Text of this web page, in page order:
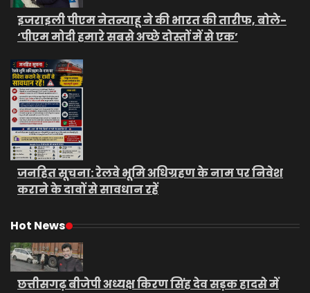
इजराइली पीएम नेतन्याहू ने की भारत की तारीफ, बोले-
‘पीएम मोदी हमारे सबसे अच्छे दोस्तों में से एक’
जनहित सूचना: रेलवे भूमि अधिग्रहण के नाम पर निवेश
कराने के दावों से सावधान रहें
Hot News
छत्तीसगढ़ बीजेपी अध्यक्ष किरण सिंह देव सड़क हादसे में